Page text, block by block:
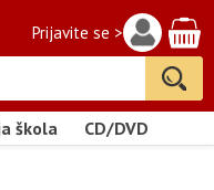
Prijavite se >
škola CD/DVD